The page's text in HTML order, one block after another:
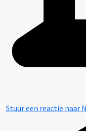
Stuur een reactie naar